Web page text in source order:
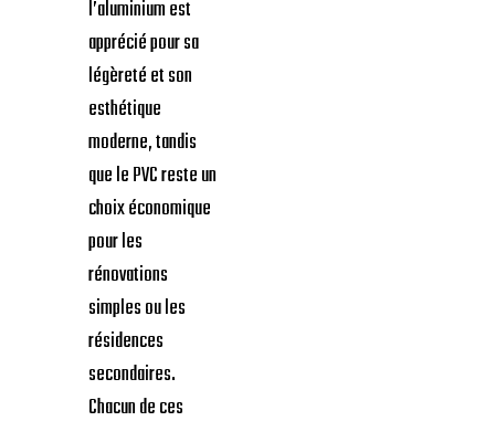
l’aluminium est
apprécié pour sa
légèreté et son
esthétique
moderne, tandis
que le PVC reste un
choix économique
pour les
rénovations
simples ou les
résidences
secondaires.
Chacun de ces